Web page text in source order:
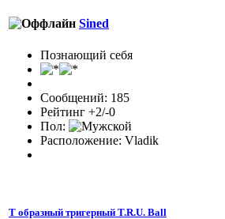
Sined
Познающий себя
Сообщений: 185
Рейтинг +2/-0
Пол:
Расположение: Vladik
Т образный тригерный T.R.U. Ball